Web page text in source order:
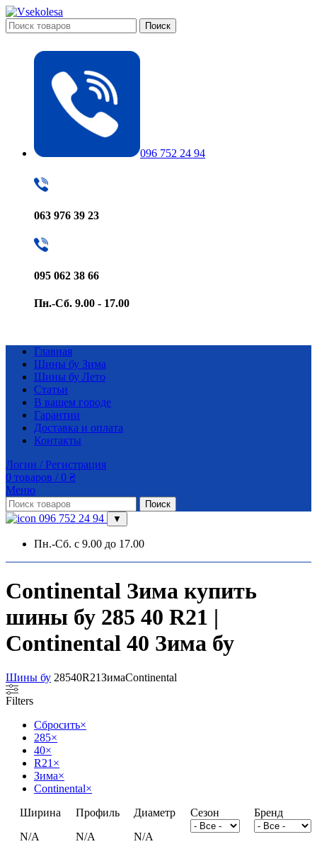
Поиск
096 752 24 94
063 976 39 23
095 062 38 66
Пн.-Сб. 9.00 - 17.00
Главная
Шины бу Зима
Шины бу Лето
Статьи
В вашем городе
Гарантии
Доставка и оплата
Контакты
Логин / Регистрация
0 товаров / 0 ₴
Меню
Поиск
096 752 24 94 ▼
Пн.-Сб. с 9.00 до 17.00
Continental Зима купить
шины бу 285 40 R21 |
Continental 40 Зима бу
Шины бу 28540R21ЗимаContinental
Filters
Сбросить×
285×
40×
R21 ×
Зима×
Continental×
Ширина
N/A
Профиль
N/A
Диаметр
N/A
Сезон Бренд